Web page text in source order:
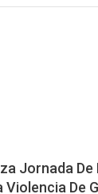
Jornada
Violencia De